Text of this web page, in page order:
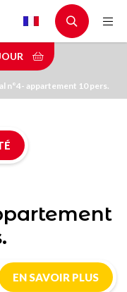
n°4- appartement 10 pers.
EN SAVOIR PLUS